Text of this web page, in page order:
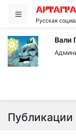
Русская
Вали
Публикации